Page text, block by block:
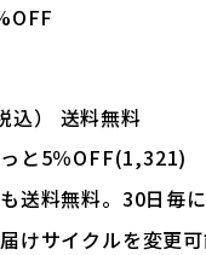
込）
送料無料
と5％OFF(1,321)
送料無料。30日毎
けサイクルを変更